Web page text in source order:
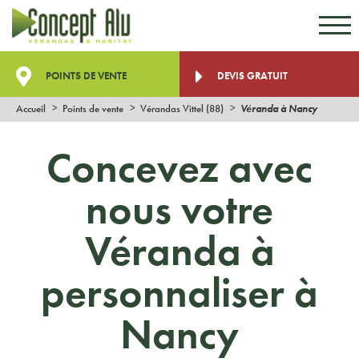
POINTS DE VENTE DEVIS GRATUIT
Accueil Points de vente Vérandas Vittel (88) Véranda à Nancy
Concevez avec
nous votre
Véranda à
personnaliser à
Nancy